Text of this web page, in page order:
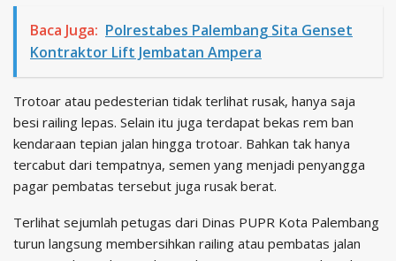
Baca Juga: Polrestabes Palembang Sita Genset
Kontraktor Lift Jembatan Ampera
Trotoar atau pedesterian tidak terlihat rusak, hanya saja
besi railing lepas. Selain itu juga terdapat bekas rem ban
kendaraan tepian jalan hingga trotoar. Bahkan tak hanya
tercabut dari tempatnya, semen yang menjadi penyangga
pagar pembatas tersebut juga rusak berat.
Terlihat sejumlah petugas dari Dinas PUPR Kota Palembang
turun langsung membersihkan railing atau pembatas jalan